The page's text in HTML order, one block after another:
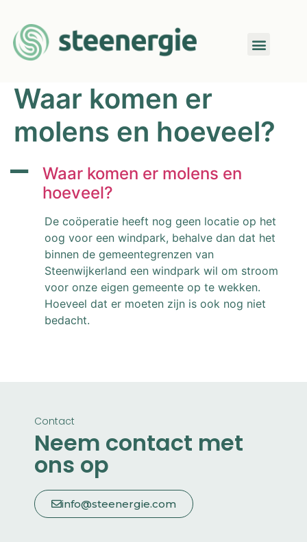
Waar komen er
molens en hoeveel?
A
Waar komen er molens en
hoeveel?
De coöperatie heeft nog geen locatie op het
oog voor een windpark, behalve dan dat het
binnen de gemeentegrenzen van
Steenwijkerland een windpark wil om stroom
voor onze eigen gemeente op te wekken.
Hoeveel dat er moeten zijn is ook nog niet
bedacht.
Contact
Neem contact met
ons op
info@steenergie.com